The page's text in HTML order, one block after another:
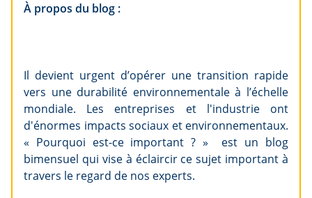
À propos du blog :
Il devient urgent d’opérer une transition rapide
vers une durabilité environnementale à l’échelle
mondiale. Les entreprises et l'industrie ont
d'énormes impacts sociaux et environnementaux.
« Pourquoi est-ce important ? » est un blog
bimensuel qui vise à éclaircir ce sujet important à
travers le regard de nos experts.